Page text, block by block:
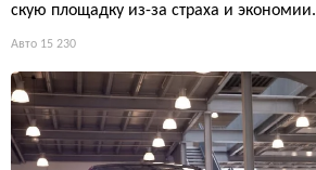
скую площадку из-за страха и экономии.
Авто 15 230